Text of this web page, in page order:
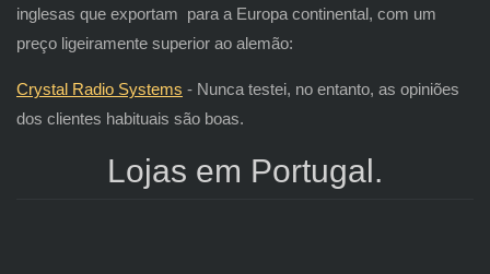
inglesas que exportam para a Europa continental, com um
preço ligeiramente superior ao alemão:
Crystal Radio Systems - Nunca testei, no entanto, as opiniões
dos clientes habituais são boas.
Lojas em Portugal.